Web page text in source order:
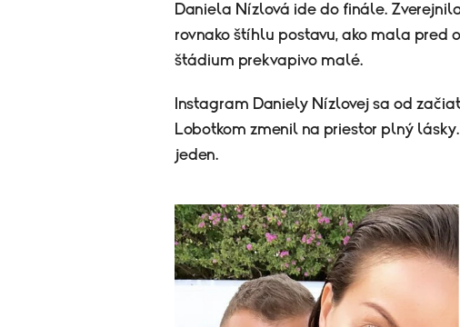
Daniela Nízlová ide do finále.
rovnako štíhlu postavu, ako mala pred
štádium prekvapivo malé.
Instagram Daniely Nízlovej sa od
Lobotkom zmenil na priestor plný
jeden.